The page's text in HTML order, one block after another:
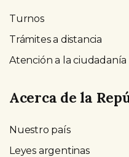
Turnos
Trámites a distancia
Atención a la ciudadanía
Acerca de la
Nuestro país
Leyes argentinas